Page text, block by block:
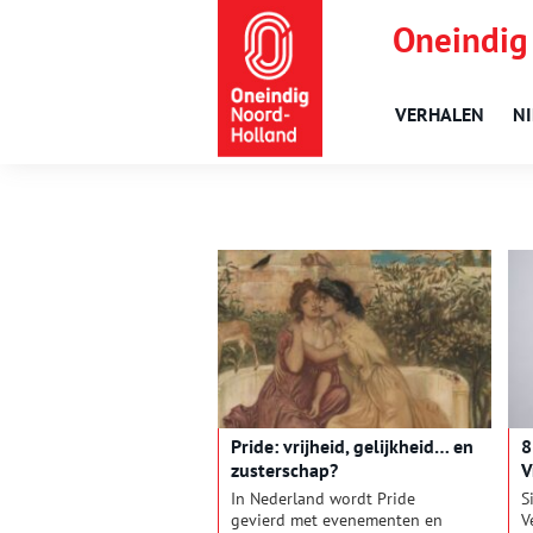
VERHALEN
Pride: vrijheid, gelijkheid… en
zusterschap?
In Nederland wordt Pride
gevierd met evenementen en